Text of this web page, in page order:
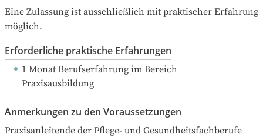
Eine Zulassung ist ausschließlich mit praktischer Erfahrung
möglich.
Erforderliche praktische Erfahrungen
1 Monat Berufserfahrung im Bereich
Praxisausbildung
Anmerkungen zu den Voraussetzungen
Praxisanleitende der Pflege- und Gesundheitsfachberufe